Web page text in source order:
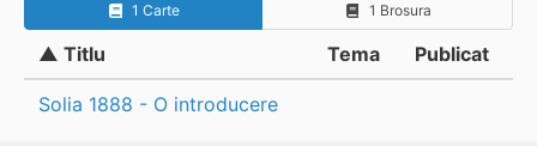
1 Carte 1 Brosura
▲ Titlu Tema Publicat
Solia 1888 - O introducere